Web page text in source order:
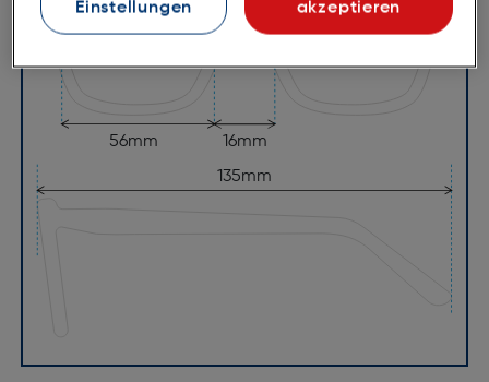
16mm
56mm
135mm
Einstellungen
akzeptieren